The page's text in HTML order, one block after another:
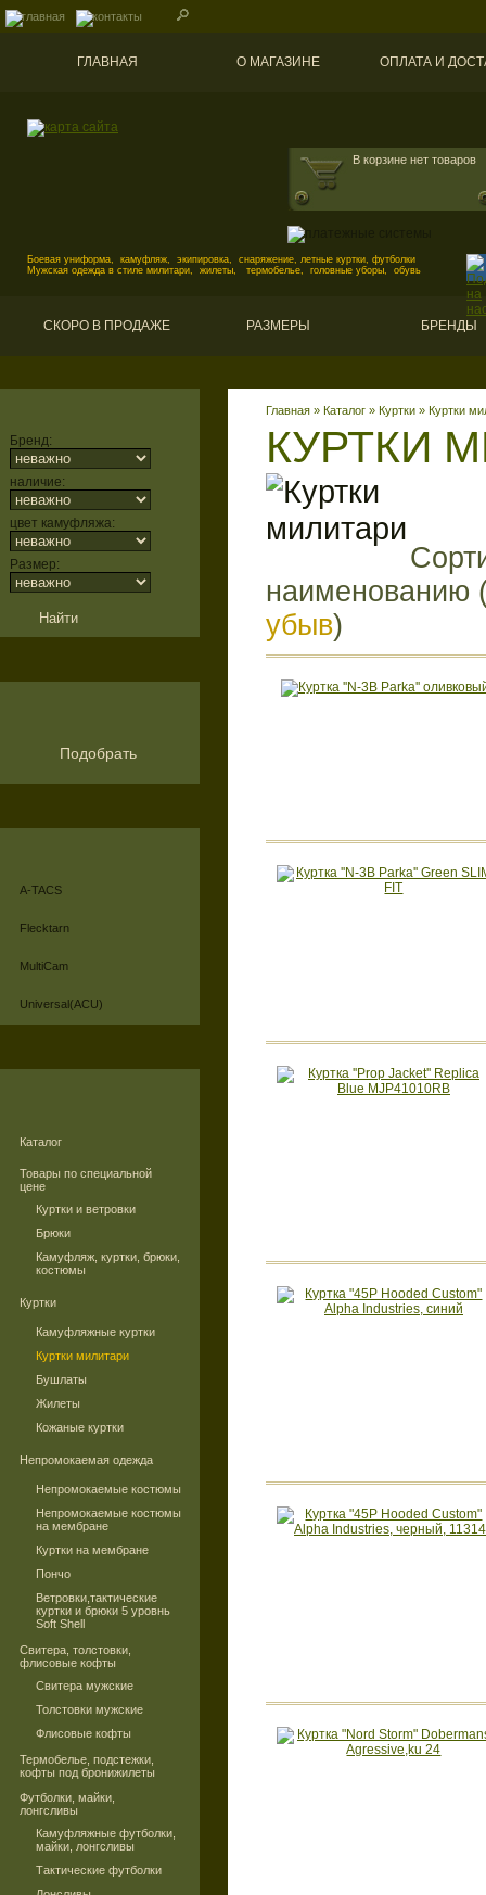
ГЛАВНАЯ О МАГАЗИНЕ ОПЛАТА И
В корзине нет товаров
Боевая униформа, камуфляж, экипировка, снаряжение, летные куртки, футболки
Мужская одежда в стиле милитари, жилеты, термобелье, головные уборы, обувь
СКОРО В ПРОДАЖЕ РАЗМЕРЫ БРЕНДЫ
Бренд:
наличие:
цвет камуфляжа:
Размер:
Подобрать
A-TACS
Flecktarn
MultiCam
Universal(ACU)
Каталог
Товары по специальной
цене
Куртки и ветровки
Брюки
Камуфляж, куртки, брюки,
костюмы
Куртки
Камуфляжные куртки
Куртки милитари
Бушлаты
Жилеты
Кожаные куртки
Непромокаемая одежда
Непромокаемые костюмы
Непромокаемые костюмы
на мембране
Куртки на мембране
Пончо
Ветровки,тактические
куртки и брюки 5 уровнь
Soft Shell
Свитера, толстовки,
флисовые кофты
Свитера мужские
Толстовки мужские
Флисовые кофты
Термобелье, подстежки,
кофты под бронижилеты
Футболки, майки,
лонгсливы
Камуфляжные футболки,
майки, лонгсливы
Тактические футболки
КУРТКИ
Главная » Каталог » Куртки » Куртки
наименованию
убыв)